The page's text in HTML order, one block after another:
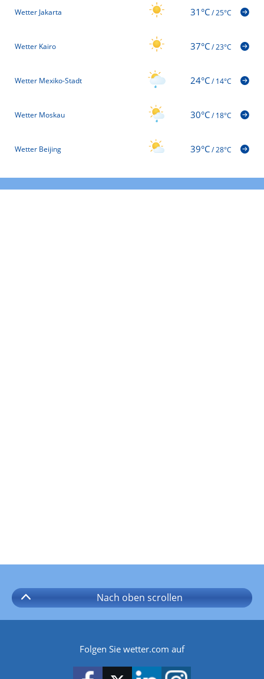
Wetter Jakarta 31°C/25°C
Wetter Kairo 37°C/23°C
Wetter Mexiko-Stadt 24°C/14°C
Wetter Moskau 30°C/18°C
Wetter Beijing 39°C/28°C
Nach oben scrollen
Folgen Sie wetter.com auf